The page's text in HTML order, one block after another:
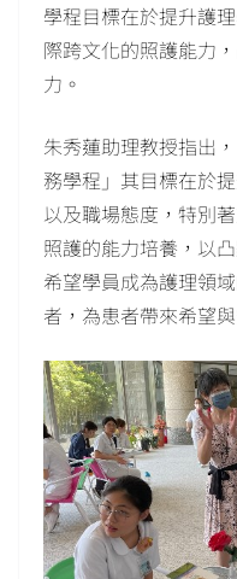
學程目標在於提升護
際跨文化的照護能力
力。
朱秀蓮助理教授指出
務學程」其目標在於
以及職場態度，特別
照護的能力培養，以
希望學員成為護理領
者，為患者帶來希望